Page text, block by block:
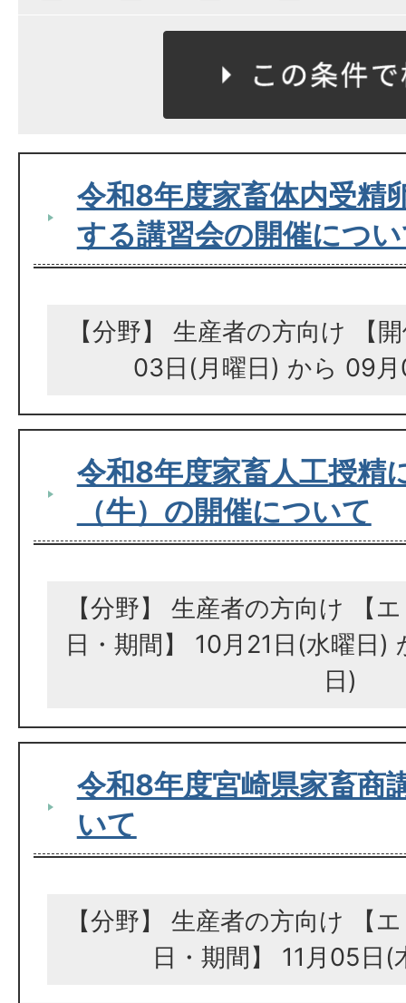
令和8年度家畜体内受精
する講習会の開催につ
【分野】 生産者の方向け 【
03日(月曜日) から 09
令和8年度家畜人工授精
（牛）の開催について
【分野】 生産者の方向け 【
日・期間】 10月21日(水曜日)
日)
令和8年度宮崎県家畜商
いて
【分野】 生産者の方向け 【
日・期間】 11月05日(